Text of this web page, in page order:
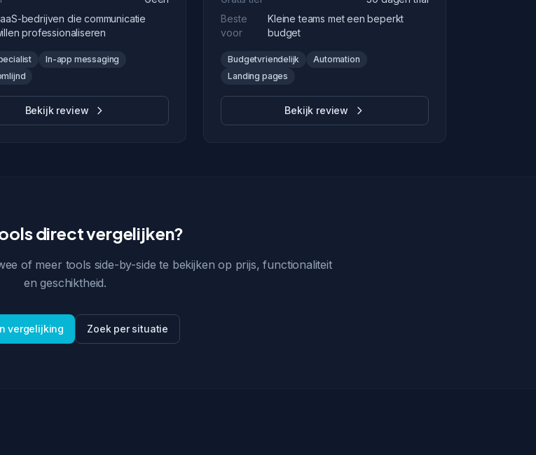
bedrijven die communicatie
professionaliseren
In-app messaging
Bekijk review
Beste
voor
Kleine teams met een beperkt
budget
Budgetvriendelijk
Automation
Landing pages
Bekijk review
direct vergelijken?
of meer tools side-by-side te bekijken op prijs, functionaliteit
en geschiktheid.
vergelijking Zoek per situatie